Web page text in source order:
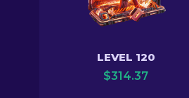
LEVEL 120
$314.37